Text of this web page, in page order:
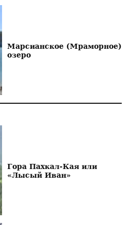
Марсианское (Мраморное)
озеро
Гора Пахкал-Кая или
«Лысый Иван»